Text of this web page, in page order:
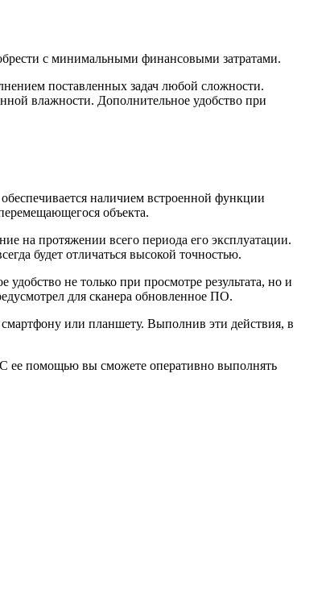
с минимальными финансовыми затратами.
поставленных задач любой сложности.
влажности. Дополнительное удобство при
наличием встроенной функции
объекта.
на протяжении всего периода его эксплуатации.
будет отличаться высокой точностью.
не только при просмотре результата, но и
для сканера обновленное ПО.
или планшету. Выполнив эти действия, в
С ее помощью вы сможете оперативно выполнять